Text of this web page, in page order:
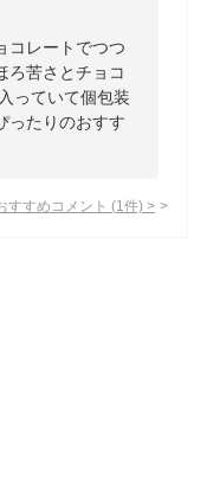
コレートでつつ
ろ苦さとチョコ
っていて個包装
ったりのおすす
すすめコメント (1 件) >